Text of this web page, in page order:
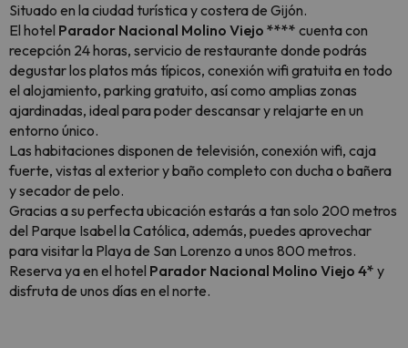
Situado en la ciudad turística y costera de Gijón.
El hotel Parador Nacional Molino Viejo **** cuenta con
recepción 24 horas, servicio de restaurante donde podrás
degustar los platos más típicos, conexión wifi gratuita en todo
el alojamiento, parking gratuito, así como amplias zonas
ajardinadas, ideal para poder descansar y relajarte en un
entorno único.
Las habitaciones disponen de televisión, conexión wifi, caja
fuerte, vistas al exterior y baño completo con ducha o bañera
y secador de pelo.
Gracias a su perfecta ubicación estarás a tan solo 200 metros
del Parque Isabel la Católica, además, puedes aprovechar
para visitar la Playa de San Lorenzo a unos 800 metros.
Reserva ya en el hotel Parador Nacional Molino Viejo 4* y
disfruta de unos días en el norte.